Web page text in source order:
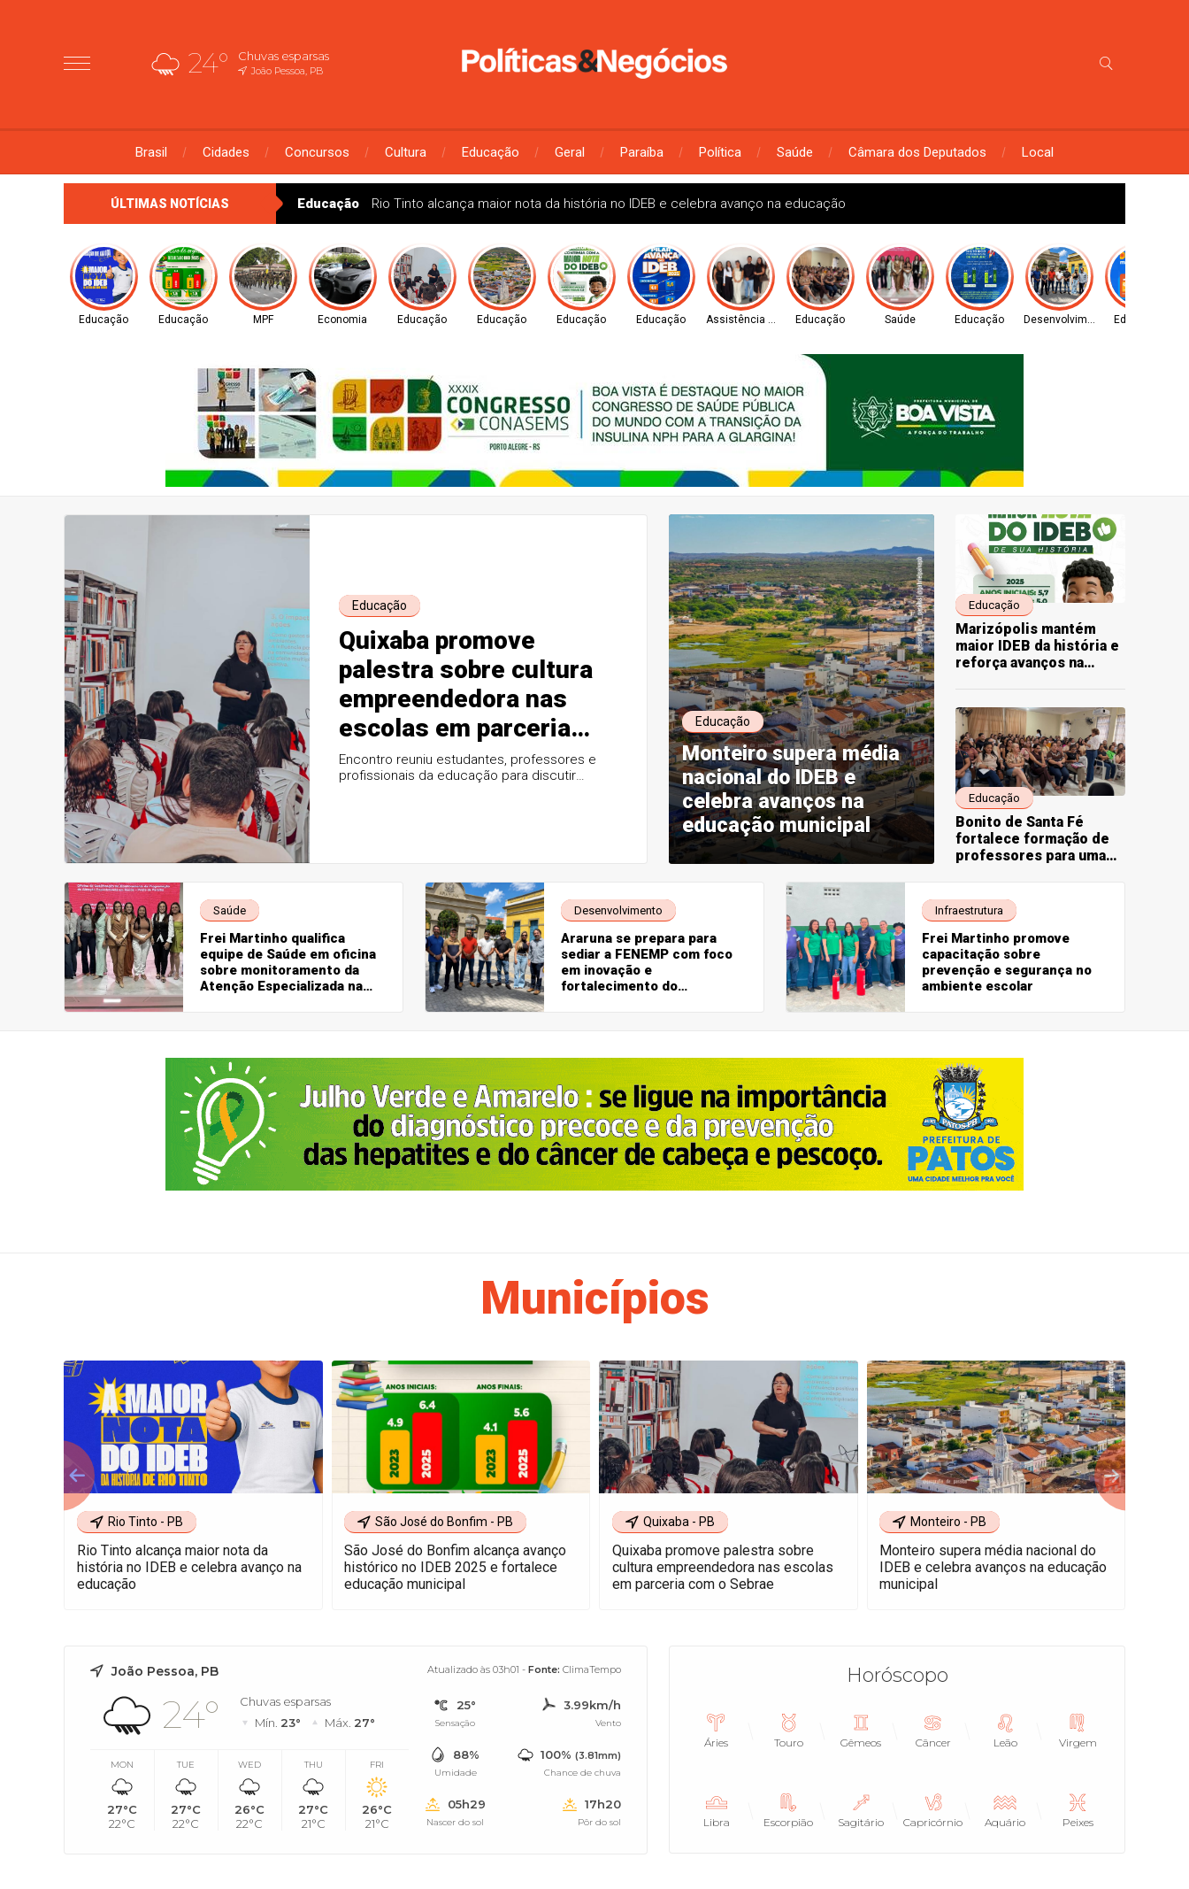
24° Chuvas esparsas
João Pessoa, PB
Brasil Cidades Concursos Cultura Educação Geral Paraíba Política Saúde Câmara dos Deputados Local
ÚLTIMAS NOTÍCIAS Educação Rio Tinto alcança maior nota da história no IDEB e celebra avanço na educação
Educação Educação MPF Economia Educação Educação Educação Educação Assistência SocialEducação Saúde Educação Desenvolvimento Educação
Educação
Quixaba promove
palestra sobre cultura
empreendedora nas
escolas em parceria
com o Sebrae
Encontro reuniu estudantes, professores e
profissionais da educação para discutir
Educação
Monteiro supera média
nacional do IDEB e
celebra avanços na
educação municipal
Educação
Marizópolis mantém
maior IDEB da história e
reforça avanços na
Educação
Bonito de Santa Fé
fortalece formação de
professores para uma
Saúde
Frei Martinho qualifica
equipe de Saúde em oficina
sobre monitoramento da
Atenção Especializada na
Desenvolvimento
Araruna se prepara para
sediar a FENEMP com foco
em inovação e
fortalecimento do
Infraestrutura
Frei Martinho promove
capacitação sobre
prevenção e segurança no
ambiente escolar
Municípios
Rio Tinto - PB
Rio Tinto alcança maior nota da
história no IDEB e celebra avanço na
educação
São José do Bonfim - PB
São José do Bonfim alcança avanço
histórico no IDEB 2025 e fortalece
educação municipal
Quixaba - PB
Quixaba promove palestra sobre
cultura empreendedora nas escolas
em parceria com o Sebrae
Monteiro - PB
Monteiro supera média nacional do
IDEB e celebra avanços na educação
municipal
João Pessoa, PB Atualizado às 03h01 - Fonte: ClimaTempo
24°
Chuvas esparsas
Mín. 23° Máx. 27°
25°
Sensação
3.99km/h
Vento
88%
Umidade
100% (3.81mm)
Chance de chuva
05h29
Nascer do sol
17h20
Pôr do sol
MON
27°C
22°C
TUE
27°C
22°C
WED
26°C
22°C
THU
27°C
21°C
FRI
26°C
21°C
Horóscopo
Áries Touro Gêmeos Câncer Leão Virgem
Libra Escorpião Sagitário Capricórnio Aquário Peixes